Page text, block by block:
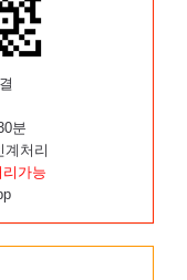
분
계처리
가능